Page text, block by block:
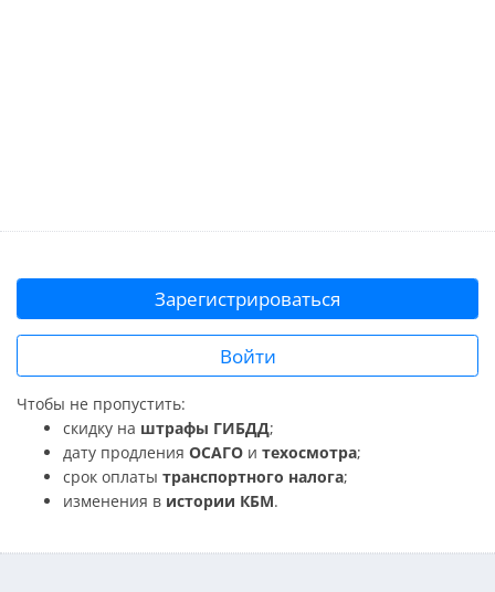
Зарегистрироваться
Войти
Чтобы не пропустить:
скидку на штрафы ГИБДД;
дату продления ОСАГО и техосмотра;
срок оплаты транспортного налога;
изменения в истории КБМ.